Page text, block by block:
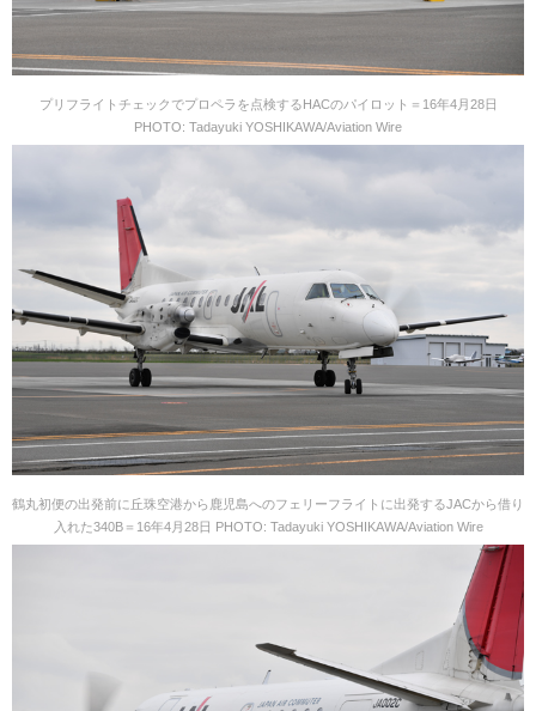
プリフライトチェックでプロペラを点検するHACのパイロット＝16年4月28日
PHOTO: Tadayuki YOSHIKAWA/Aviation Wire
鶴丸初便の出発前に丘珠空港から鹿児島へのフェリーフライトに出発するJACから借り
入れた340B＝16年4月28日 PHOTO: Tadayuki YOSHIKAWA/Aviation Wire